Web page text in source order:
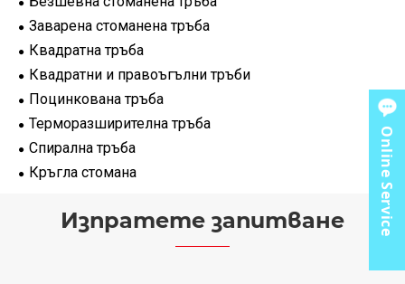
Заварена стоманена тръба
Квадратна тръба
Квадратни и правоъгълни тръби
Поцинкована тръба
Терморазширителна тръба
Спирална тръба
Кръгла стомана
Изпратете запитване Online Service